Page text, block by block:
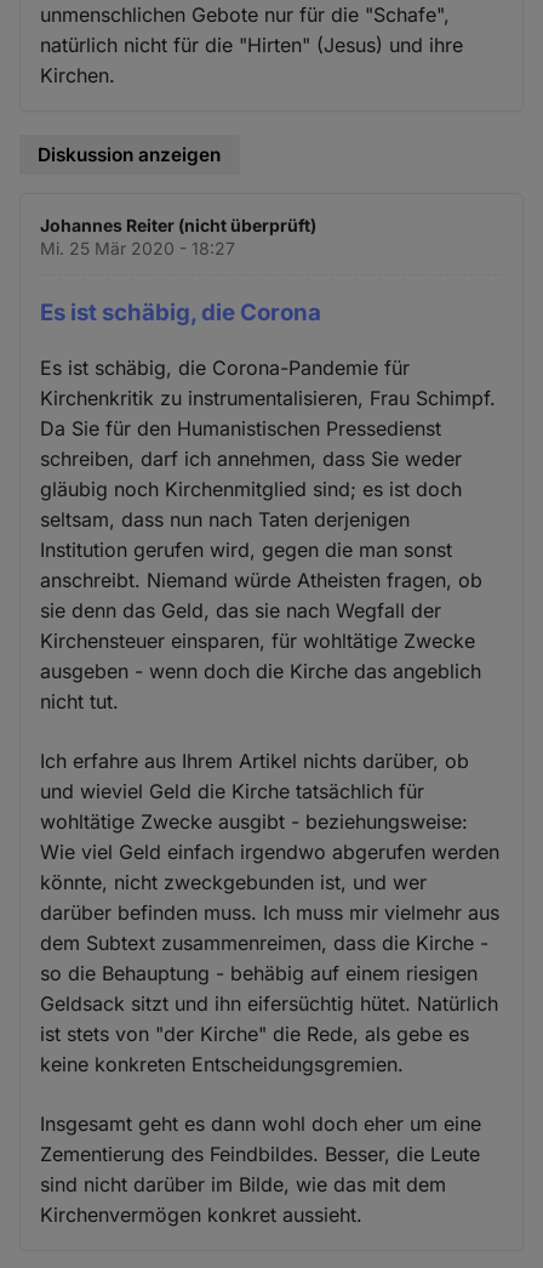
unmenschlichen Gebote nur für die "Schafe",
natürlich nicht für die "Hirten" (Jesus) und ihre
Kirchen.
Diskussion anzeigen
Johannes Reiter (nicht überprüft)
Mi. 25 Mär 2020 - 18:27
Es ist schäbig, die Corona
Es ist schäbig, die Corona-Pandemie für
Kirchenkritik zu instrumentalisieren, Frau Schimpf.
Da Sie für den Humanistischen Pressedienst
schreiben, darf ich annehmen, dass Sie weder
gläubig noch Kirchenmitglied sind; es ist doch
seltsam, dass nun nach Taten derjenigen
Institution gerufen wird, gegen die man sonst
anschreibt. Niemand würde Atheisten fragen, ob
sie denn das Geld, das sie nach Wegfall der
Kirchensteuer einsparen, für wohltätige Zwecke
ausgeben - wenn doch die Kirche das angeblich
nicht tut.
Ich erfahre aus Ihrem Artikel nichts darüber, ob
und wieviel Geld die Kirche tatsächlich für
wohltätige Zwecke ausgibt - beziehungsweise:
Wie viel Geld einfach irgendwo abgerufen werden
könnte, nicht zweckgebunden ist, und wer
darüber befinden muss. Ich muss mir vielmehr aus
dem Subtext zusammenreimen, dass die Kirche -
so die Behauptung - behäbig auf einem riesigen
Geldsack sitzt und ihn eifersüchtig hütet. Natürlich
ist stets von "der Kirche" die Rede, als gebe es
keine konkreten Entscheidungsgremien.
Insgesamt geht es dann wohl doch eher um eine
Zementierung des Feindbildes. Besser, die Leute
sind nicht darüber im Bilde, wie das mit dem
Kirchenvermögen konkret aussieht.